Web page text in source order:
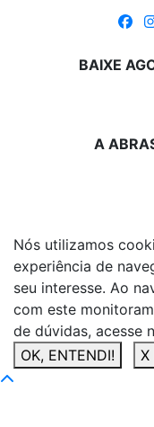
BAIXE
A
Nós utilizamos
experiência de
seu interesse. Ao
com este
de dúvidas, acesse
OK, ENTENDI!
X